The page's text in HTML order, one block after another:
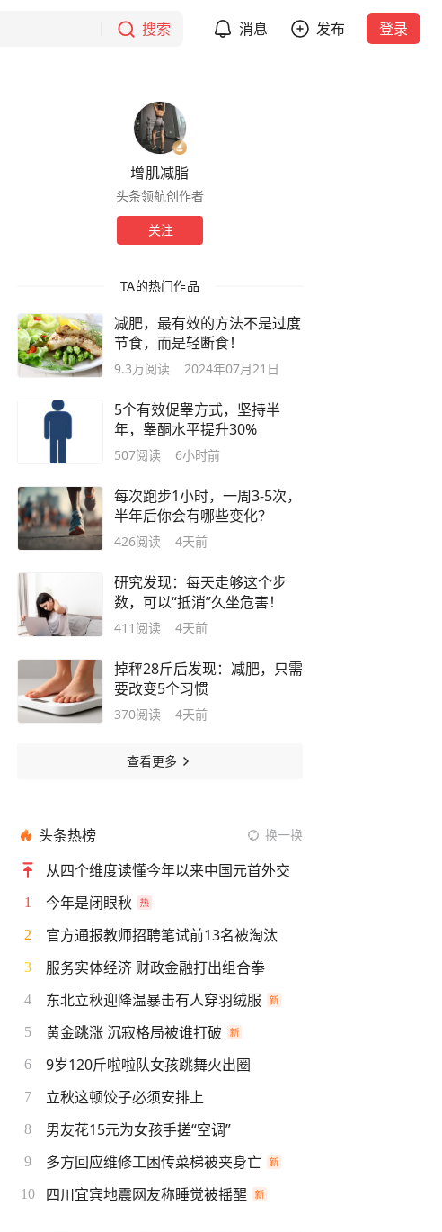
搜索 消息 发布 登录
增肌减脂
头条领航创作者
关注
TA的热门作品
减肥，最有效的方法不是过度
节食，而是轻断食！
9.3万阅读 2024年07月21日
5个有效促睾方式，坚持半
年，睾酮水平提升30%
507阅读 6小时前
每次跑步1小时，一周3-5次，
半年后你会有哪些变化？
426阅读 4天前
研究发现：每天走够这个步
数，可以“抵消”久坐危害！
411 阅读 4天前
掉秤28斤后发现：减肥，只需
要改变5个习惯
370阅读 4天前
查看更多
头条热榜 换一换
从四个维度读懂今年以来中国元首外交
1 今年是闭眼秋
2 官方通报教师招聘笔试前13名被淘汰
3 服务实体经济 财政金融打出组合拳
4 东北立秋迎降温暴击有人穿羽绒服
5 黄金跳涨 沉寂格局被谁打破
6 9岁120斤啦啦队女孩跳舞火出圈
7 立秋这顿饺子必须安排上
8 男友花15元为女孩手搓“空调”
9 多方回应维修工困传菜梯被夹身亡
10 四川宜宾地震网友称睡觉被摇醒